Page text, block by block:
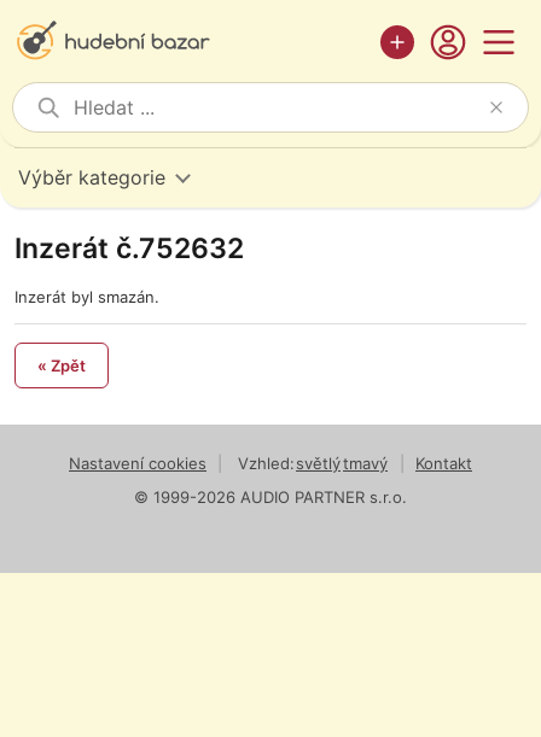
Výběr kategorie
Inzerát č.752632
Inzerát byl smazán.
« Zpět
Nastavení cookies Vzhled:světlýtmavý
Kontakt
© 1999-2026 AUDIO PARTNER s.r.o.